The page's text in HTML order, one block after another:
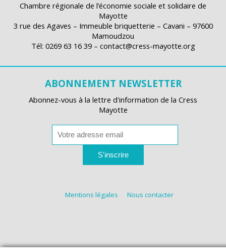
Chambre régionale de l’économie sociale et solidaire de
Mayotte
3 rue des Agaves – Immeuble briquetterie – Cavani – 97600
Mamoudzou
Tél: 0269 63 16 39 – contact@cress-mayotte.org
ABONNEMENT NEWSLETTER
Abonnez-vous à la lettre d'information de la Cress
Mayotte
S'inscrire
Mentions légales Nous contacter